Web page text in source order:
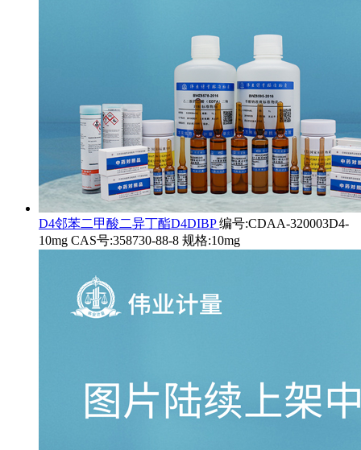
D4邻苯二甲酸二异丁酯D4DIBP编号:CDAA-320003D4-
10mg CAS号:358730-88-8 规格:10mg